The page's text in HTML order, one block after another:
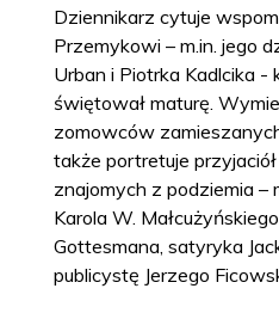
Dziennikarz cytuje
Przemykowi – m.in. jego
Urban i Piotrka Kadlcika -
świętował maturę.
zomowców
także portretuje
znajomych z podziemia –
Karola W.
Gottesmana, satyryka
publicystę Jerzego